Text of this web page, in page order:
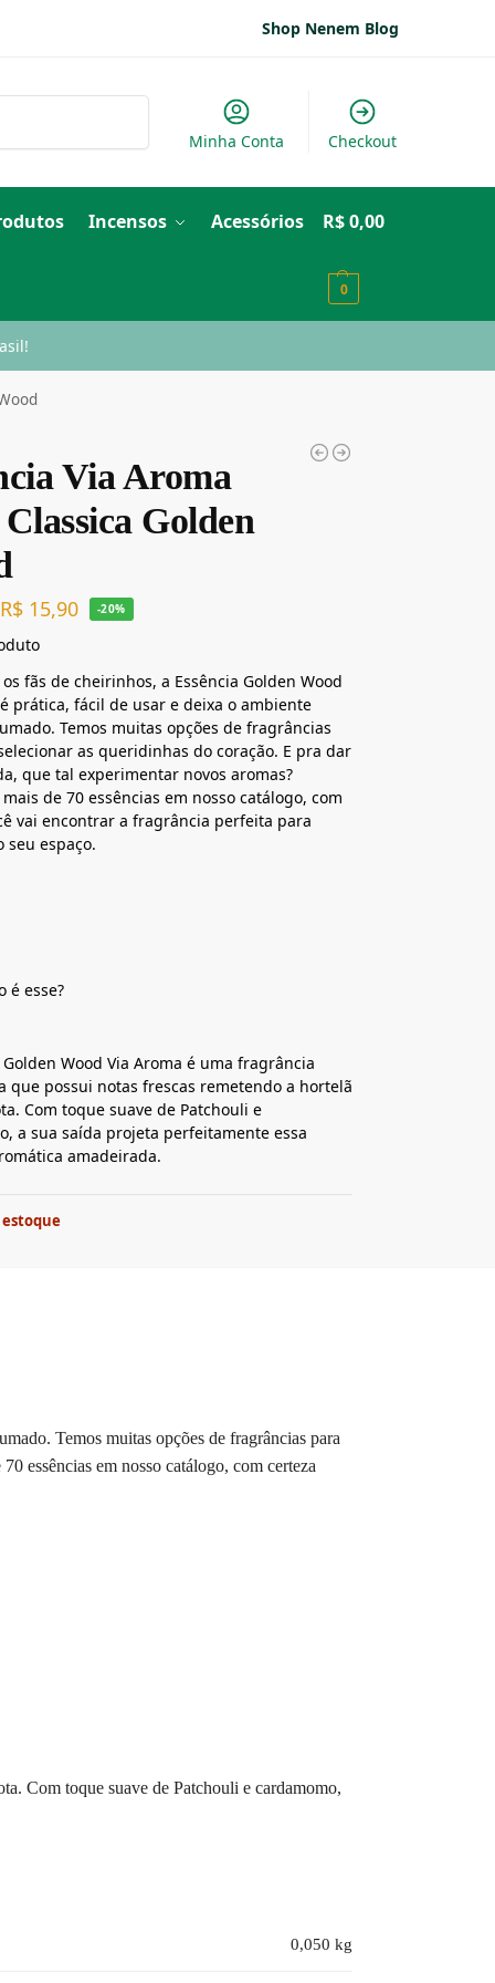
Shop Nenem Blog
Minha Conta Checkout
Incensos Acessórios R$0,00
0
Via Aroma
Golden
R$ 15,90 -20%
fãs de cheirinhos, a Essência Golden Wood
prática, fácil de usar e deixa o ambiente
Temos muitas opções de fragrâncias
as queridinhas do coração. E pra dar
que tal experimentar novos aromas?
mais de 70 essências em nosso catálogo, com
vai encontrar a fragrância perfeita para
seu espaço.
é esse?
Golden Wood Via Aroma é uma fragrância
que possui notas frescas remetendo a hortelã
Com toque suave de Patchouli e
a sua saída projeta perfeitamente essa
amadeirada.
estoque
Temos muitas opções de fragrâncias para
essências em nosso catálogo, com certeza
Com toque suave de Patchouli e cardamomo,
0,050 kg